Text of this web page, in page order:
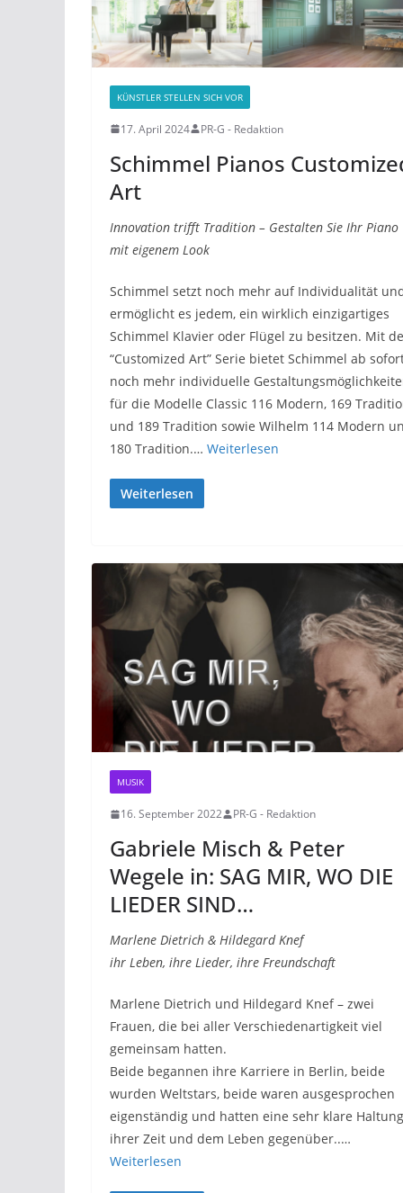
KÜNSTLER STELLEN SICH VOR
17. April 2024 PR-G - Redaktion
Schimmel Pianos
Art
Innovation trifft Tradition – Gestalten Sie Ihr Piano
mit eigenem Look
Schimmel setzt noch mehr auf Individualität
ermöglicht es jedem, ein wirklich einzigartiges
Schimmel Klavier oder Flügel zu besitzen. Mit
“Customized Art” Serie bietet Schimmel ab
noch mehr individuelle
für die Modelle Classic 116 Modern, 169
und 189 Tradition sowie Wilhelm 114 Modern
180 Tradition.… Weiterlesen
Weiterlesen
MUSIK
16. September 2022 PR-G - Redaktion
Gabriele Misch & Peter
Wegele in: SAG MIR, WO DIE
LIEDER SIND…
Marlene Dietrich & Hildegard Knef
ihr Leben, ihre Lieder, ihre Freundschaft
Marlene Dietrich und Hildegard Knef – zwei
Frauen, die bei aller Verschiedenartigkeit viel
gemeinsam hatten.
Beide begannen ihre Karriere in Berlin, beide
wurden Weltstars, beide waren ausgesprochen
eigenständig und hatten eine sehr klare Haltung
ihrer Zeit und dem Leben gegenüber..…
Weiterlesen